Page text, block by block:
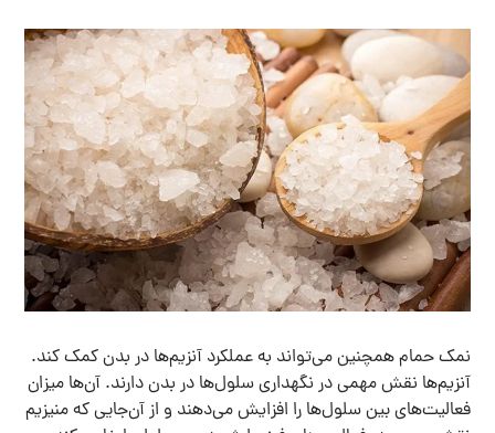
نمک حمام همچنین می‌تواند به عملکرد آنزیم‌ها در بدن کمک کند.
آنزیم‌ها نقش مهمی در نگهداری سلول‌ها در بدن دارند. آن‌ها میزان
فعالیت‌های بین سلول‌ها را افزایش می‌دهند و از آن‌جایی که منیزیم